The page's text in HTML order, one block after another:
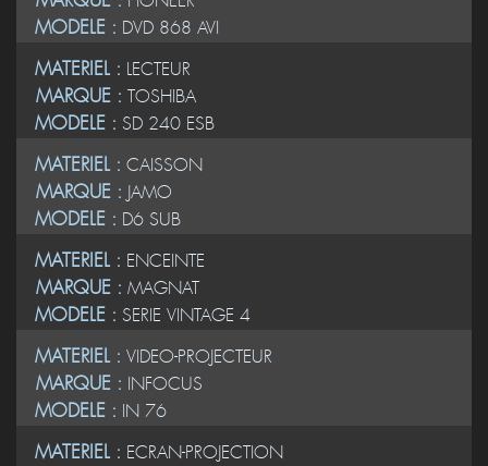
MODELE : DVD 868 AVI
MATERIEL : LECTEUR
MARQUE : TOSHIBA
MODELE : SD 240 ESB
MATERIEL : CAISSON
MARQUE : JAMO
MODELE : D6 SUB
MATERIEL : ENCEINTE
MARQUE : MAGNAT
MODELE : SERIE VINTAGE 4
MATERIEL : VIDEO-PROJECTEUR
MARQUE : INFOCUS
MODELE : IN 76
MATERIEL : ECRAN-PROJECTION